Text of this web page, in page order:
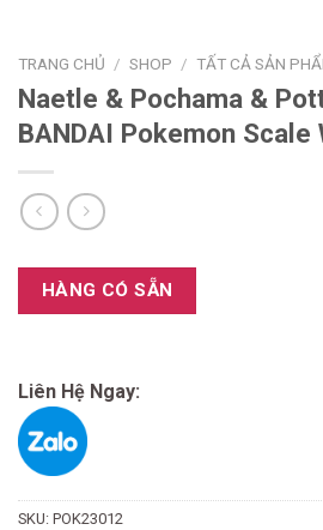
TRANG CHỦ / SHOP / TẤT CẢ SẢN
Naetle & Pochama &
BANDAI Pokemon Scale
HÀNG CÓ SẴN
Liên Hệ Ngay:
SKU: POK23012